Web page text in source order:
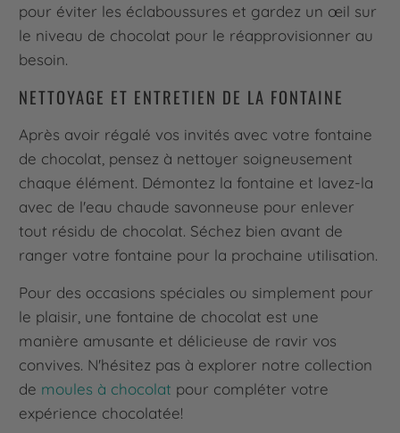
pour éviter les éclaboussures et gardez un œil sur
le niveau de chocolat pour le réapprovisionner au
besoin.
NETTOYAGE ET ENTRETIEN DE LA FONTAINE
Après avoir régalé vos invités avec votre fontaine
de chocolat, pensez à nettoyer soigneusement
chaque élément. Démontez la fontaine et lavez-la
avec de l'eau chaude savonneuse pour enlever
tout résidu de chocolat. Séchez bien avant de
ranger votre fontaine pour la prochaine utilisation.
Pour des occasions spéciales ou simplement pour
le plaisir, une fontaine de chocolat est une
manière amusante et délicieuse de ravir vos
convives. N'hésitez pas à explorer notre collection
de moules à chocolat pour compléter votre
expérience chocolatée!